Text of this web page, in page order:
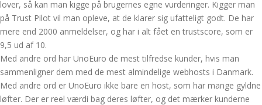
lover, så kan man kigge på brugernes egne vurderinger. Kigger man
på Trust Pilot vil man opleve, at de klarer sig ufatteligt godt. De har
mere end 2000 anmeldelser, og har i alt fået en trustscore, som er
9,5 ud af 10.
Med andre ord har UnoEuro de mest tilfredse kunder, hvis man
sammenligner dem med de mest almindelige webhosts i Danmark.
Med andre ord er UnoEuro ikke bare en host, som har mange gyldne
løfter. Der er reel værdi bag deres løfter, og det mærker kunderne